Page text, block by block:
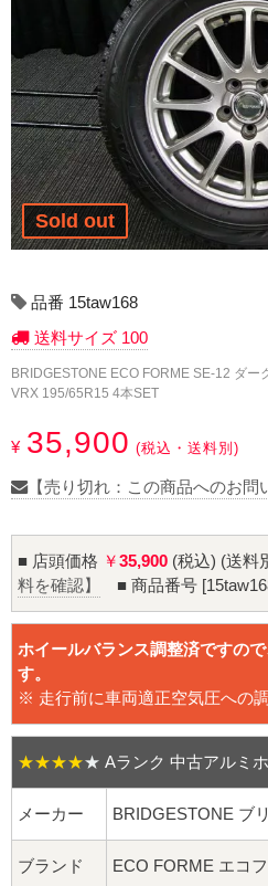
17インチ：冬タイヤホイール
18インチ：冬タイヤホイール
19インチ：冬タイヤホイール
20インチ：冬タイヤホイール
夏タイヤホイール
12インチ：夏タイヤホイール
13インチ：夏タイヤホイール
14インチ：夏タイヤホイール
15インチ：夏タイヤホイール
17インチ：夏タイヤホイール
18インチ：夏タイヤホイール
20インチ：夏タイヤホイール
ホイールナット
平面座ナット
Sold out
品番 15taw168
送料サイズ 100
BRIDGESTONE ECO FORME SE-12 ダー
VRX 195/65R15 4本SET
¥ 35,900 (税込・送料別)
【売り切れ：この商品へのお問
■ 店頭価格 ￥35,900 (税込) (送
料を確認】
■ 商品番号
ホイールバランス調整済ですの
す。
※ 走行前に車両適正空気圧への
★★★★★ Aランク 中古アルミ
メーカー BRIDGESTONE ブ
ブランド ECO FORME エコ